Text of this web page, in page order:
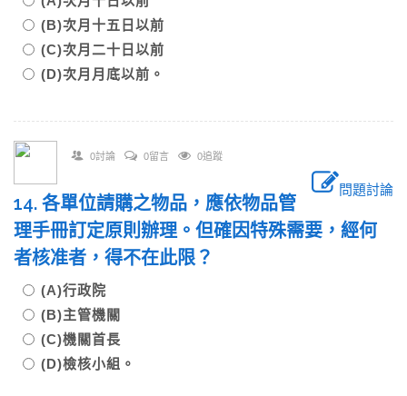
(B)次月十五日以前
(C)次月二十日以前
(D)次月月底以前。
0討論 0留言 0追蹤
問題討論
14. 各單位請購之物品，應依物品管
理手冊訂定原則辦理。但確因特殊需要，經何
者核准者，得不在此限？
(A)行政院
(B)主管機關
(C)機關首長
(D)檢核小組。